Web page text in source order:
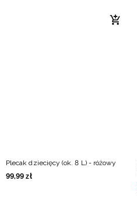
Plecak dziecięcy (ok. 8 L) - różowy
99,99 zł